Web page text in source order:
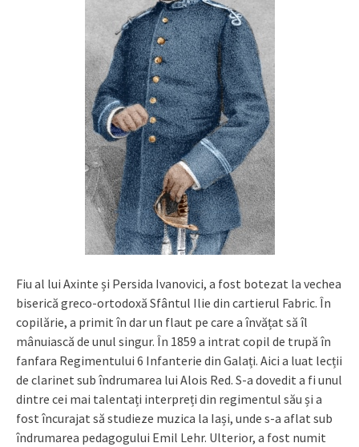
Fiu al lui Axinte și Persida Ivanovici, a fost botezat la vechea
biserică greco-ortodoxă Sfântul Ilie din cartierul Fabric. În
copilărie, a primit în dar un flaut pe care a învățat să îl
mânuiască de unul singur. În 1859 a intrat copil de trupă în
fanfara Regimentului 6 Infanterie din Galați. Aici a luat lecții
de clarinet sub îndrumarea lui Alois Red. S-a dovedit a fi unul
dintre cei mai talentați interpreți din regimentul său și a
fost încurajat să studieze muzica la Iași, unde s-a aflat sub
îndrumarea pedagogului Emil Lehr. Ulterior, a fost numit